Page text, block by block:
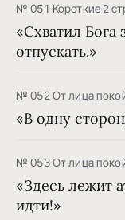
№ 051·Короткие·2
«Схватил Бога
отпускать.»
№ 052·От лица
«В одну
№ 053·От лица
«Здесь лежит
идти!»